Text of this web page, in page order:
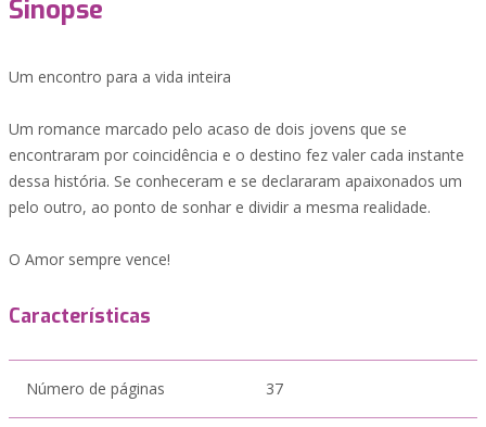
Sinopse
Um encontro para a vida inteira
Um romance marcado pelo acaso de dois jovens que se
encontraram por coincidência e o destino fez valer cada instante
dessa história. Se conheceram e se declararam apaixonados um
pelo outro, ao ponto de sonhar e dividir a mesma realidade.
O Amor sempre vence!
Características
Número de páginas 37